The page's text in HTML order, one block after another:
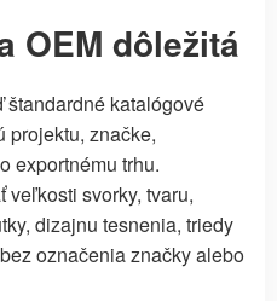
OEM dôležitá
katalógové
projektu, značke,
exportnému trhu.
veľkosti svorky, tvaru,
dizajnu tesnenia, triedy
označenia značky alebo